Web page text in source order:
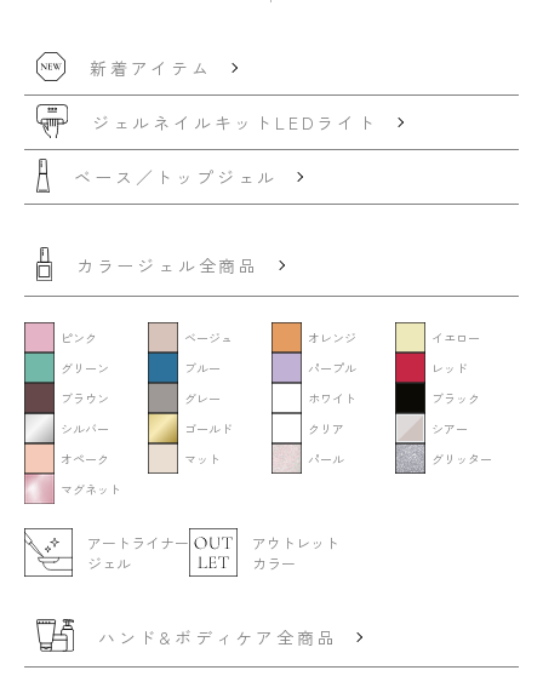
新着アイテム
ジェルネイルキット LEDライト
ベース／トップジェル
カラージェル全商品
ピンク ベージュ オレンジ
イエロー
グリーン
ブルー パープル
レッド
ブラウン
グレー ホワイト
ブラック
シルバー
ゴールド クリア
シアー
オペーク
マット パール
グリッター
マグネット
アートライナー
ジェル
アウトレット
カラー
ハンド&ボディケア全商品